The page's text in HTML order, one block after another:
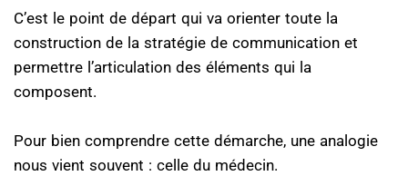
C’est le point de départ qui va orienter toute la
construction de la stratégie de communication et
permettre l’articulation des éléments qui la
composent.
Pour bien comprendre cette démarche, une analogie
nous vient souvent : celle du médecin.